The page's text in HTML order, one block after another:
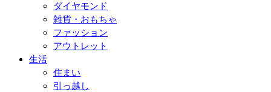
ダイヤモンド
雑貨・おもちゃ
ファッション
アウトレット
生活
住まい
引っ越し